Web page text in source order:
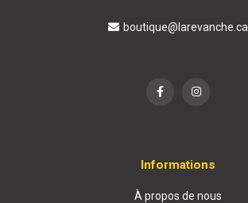
boutique@larevanche.ca
Informations
À propos de nous